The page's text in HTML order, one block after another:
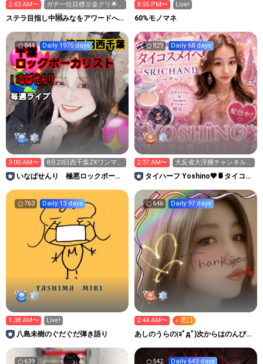
2:43 AM〜
ガチ一位目標🥇金グリ🌟新
ギフト🎁集め中🌻
ステラ目指し中🆘みなをアワードへ連
8:55 PM〜 Live!
60%モノマネ
844 Daily 1975 days
3:00 AM〜
8月23日西千葉ZXワンマン
ライブ生バンドあり
いなばせんり 極悪ロックボーカ
829 Daily 68 days
2:37 AM〜
大反省大浮腫チャンネル
😭
タイハーフ Yoshino‪🧡‬‪🍍タイコス
763 Daily 13 days
1:38 AM〜 Live!
八島未樹のぐだぐだ弾き語り
646 Daily 97 days
2:44 AM〜 ♪ 悪口
あしのうらの|ｮﾟдﾟ)次からはのんびり
639 542 Daily 643 days